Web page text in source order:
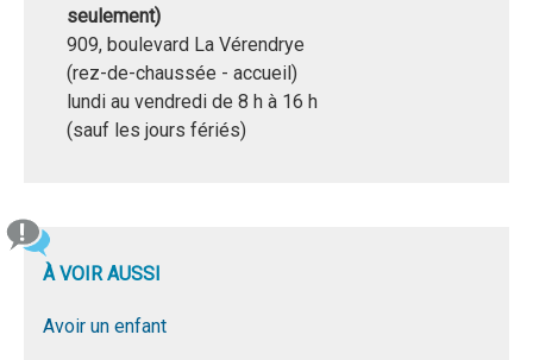
seulement)
909, boulevard La Vérendrye
(rez-de-chaussée - accueil)
lundi au vendredi de 8 h à 16 h
(sauf les jours fériés)
À VOIR AUSSI
Avoir un enfant